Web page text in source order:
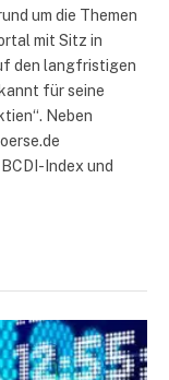
um die Themen
mit Sitz in
den langfristigen
für seine
Neben
Index und